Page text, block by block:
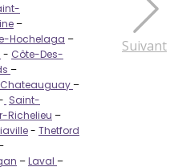
Suivant
–
Hochelaga –
- Côte-Des-
–
Chateauguay –
Saint-
Richelieu –
- Thetford
–Laval –